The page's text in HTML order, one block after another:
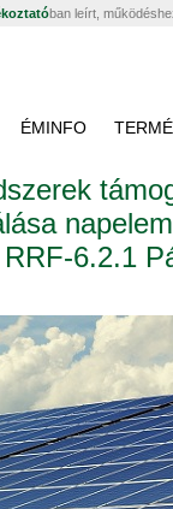
ban leírt,
ÉMINFO
6.2.1